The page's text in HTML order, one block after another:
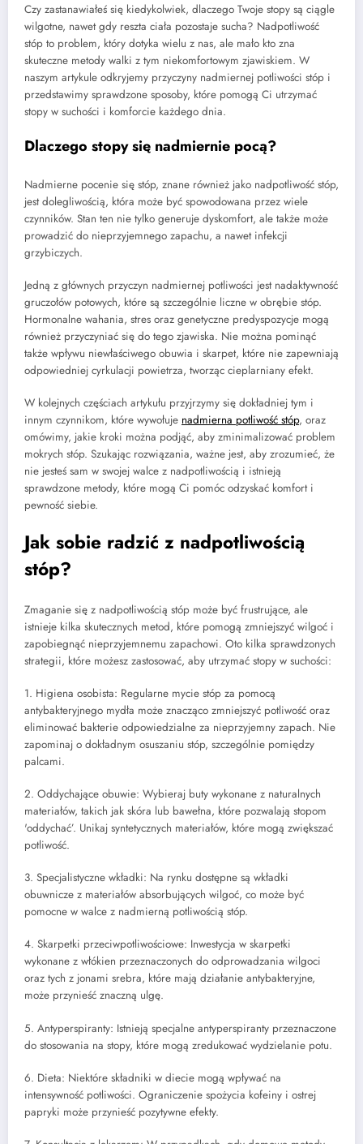
Czy zastanawiałeś się kiedykolwiek, dlaczego Twoje stopy są ciągle
wilgotne, nawet gdy reszta ciała pozostaje sucha? Nadpotliwość
stóp to problem, który dotyka wielu z nas, ale mało kto zna
skuteczne metody walki z tym niekomfortowym zjawiskiem. W
naszym artykule odkryjemy przyczyny nadmiernej potliwości stóp i
przedstawimy sprawdzone sposoby, które pomogą Ci utrzymać
stopy w suchości i komforcie każdego dnia.
Dlaczego stopy się nadmiernie pocą?
Nadmierne pocenie się stóp, znane również jako nadpotliwość stóp,
jest dolegliwością, która może być spowodowana przez wiele
czynników. Stan ten nie tylko generuje dyskomfort, ale także może
prowadzić do nieprzyjemnego zapachu, a nawet infekcji
grzybiczych.
Jedną z głównych przyczyn nadmiernej potliwości jest nadaktywność
gruczołów potowych, które są szczególnie liczne w obrębie stóp.
Hormonalne wahania, stres oraz genetyczne predyspozycje mogą
również przyczyniać się do tego zjawiska. Nie można pominąć
także wpływu niewłaściwego obuwia i skarpet, które nie zapewniają
odpowiedniej cyrkulacji powietrza, tworząc cieplarniany efekt.
W kolejnych częściach artykułu przyjrzymy się dokładniej tym i
innym czynnikom, które wywołuje nadmierna potliwość stóp, oraz
omówimy, jakie kroki można podjąć, aby zminimalizować problem
mokrych stóp. Szukając rozwiązania, ważne jest, aby zrozumieć, że
nie jesteś sam w swojej walce z nadpotliwością i istnieją
sprawdzone metody, które mogą Ci pomóc odzyskać komfort i
pewność siebie.
Jak sobie radzić z nadpotliwością
stóp?
Zmaganie się z nadpotliwością stóp może być frustrujące, ale
istnieje kilka skutecznych metod, które pomogą zmniejszyć wilgoć i
zapobiegnąć nieprzyjemnemu zapachowi. Oto kilka sprawdzonych
strategii, które możesz zastosować, aby utrzymać stopy w suchości:
1. Higiena osobista: Regularne mycie stóp za pomocą
antybakteryjnego mydła może znacząco zmniejszyć potliwość oraz
eliminować bakterie odpowiedzialne za nieprzyjemny zapach. Nie
zapominaj o dokładnym osuszaniu stóp, szczególnie pomiędzy
palcami.
2. Oddychające obuwie: Wybieraj buty wykonane z naturalnych
materiałów, takich jak skóra lub bawełna, które pozwalają stopom
'oddychać’. Unikaj syntetycznych materiałów, które mogą zwiększać
potliwość.
3. Specjalistyczne wkładki: Na rynku dostępne są wkładki
obuwnicze z materiałów absorbujących wilgoć, co może być
pomocne w walce z nadmierną potliwością stóp.
4. Skarpetki przeciwpotliwościowe: Inwestycja w skarpetki
wykonane z włókien przeznaczonych do odprowadzania wilgoci
oraz tych z jonami srebra, które mają działanie antybakteryjne,
może przynieść znaczną ulgę.
5. Antyperspiranty: Istnieją specjalne antyperspiranty przeznaczone
do stosowania na stopy, które mogą zredukować wydzielanie potu.
6. Dieta: Niektóre składniki w diecie mogą wpływać na
intensywność potliwości. Ograniczenie spożycia kofeiny i ostrej
papryki może przynieść pozytywne efekty.